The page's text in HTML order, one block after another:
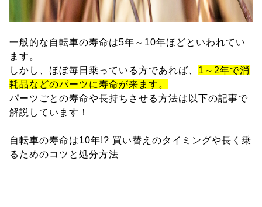
一般的な自転車の寿命は5年～10年ほどといわれてい
ます。
しかし、ほぼ毎日乗っている方であれば、 1～2年で消
耗品などのパーツに寿命が来ます。
パーツごとの寿命や長持ちさせる方法は以下の記事で
解説しています！
自転車の寿命は10年!? 買い替えのタイミングや長く乗
るためのコツと処分方法